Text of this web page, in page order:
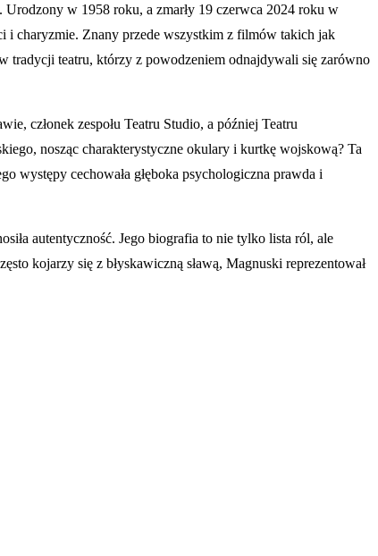
w 1958 roku, a zmarły 19 czerwca 2024 roku w
i charyzmie. Znany przede wszystkim z filmów takich jak
tradycji teatru, którzy z powodzeniem odnajdywali się zarówno
członek zespołu Teatru Studio, a później Teatru
nosząc charakterystyczne okulary i kurtkę wojskową? Ta
występy cechowała głęboka psychologiczna prawda i
autentyczność. Jego biografia to nie tylko lista ról, ale
kojarzy się z błyskawiczną sławą, Magnuski reprezentował